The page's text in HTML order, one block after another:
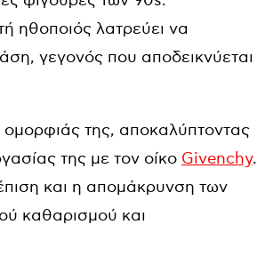
ηθοποιός λατρεύει να
γεγονός που αποδεικνύεται
ομορφιάς της, αποκαλύπτοντας
της με τον οίκο Givenchy.
και η απομάκρυνση των
καθαρισμού και